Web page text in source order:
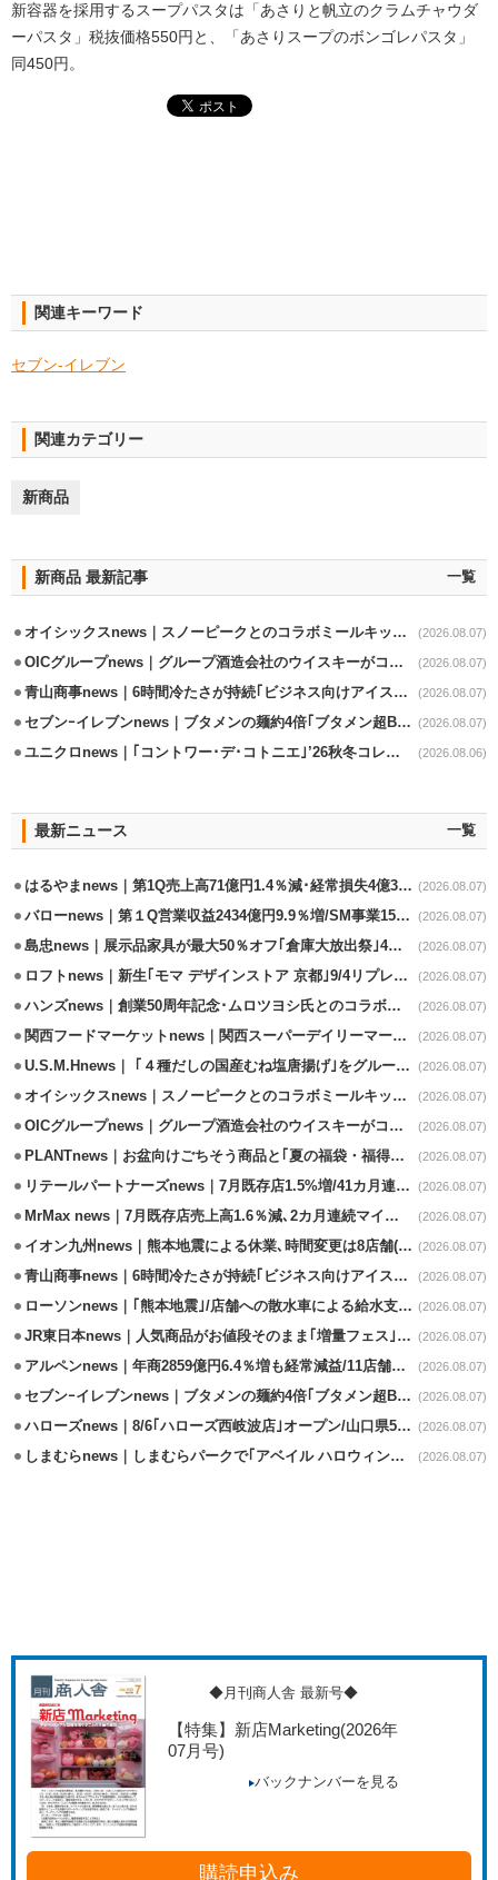
新容器を採用するスープパスタは「あさりと帆立のクラムチャウダ
ーパスタ」税抜価格550円と、「あさりスープのボンゴレパスタ」
同450円。
関連キーワード
セブン-イレブン
関連カテゴリー
新商品
新商品 最新記事 一覧
オイシックスnews｜スノーピークとのコラボミールキット8/13発売 (2026.08.07)
OICグループnews｜グループ酒造会社のウイスキーがコンペティション受賞 (2026.08.07)
青山商事news｜6時間冷たさが持続｢ビジネス向けアイスベスト｣発売 (2026.08.07)
セブンｰイレブンnews｜ブタメンの麺約4倍｢ブタメン超BIG｣8/11から限定発売 (2026.08.07)
ユニクロnews｜｢コントワー･デ･コトニエ｣’26秋冬コレクション8/28発売 (2026.08.06)
最新ニュース 一覧
はるやまnews｜第1Q売上高71億円1.4％減･経常損失4億3800万円 (2026.08.07)
バローnews｜第１Q営業収益2434億円9.9％増/SM事業15.5％増と絶好調 (2026.08.07)
島忠news｜展示品家具が最大50％オフ｢倉庫大放出祭｣4店舗限定で開催 (2026.08.07)
ロフトnews｜新生｢モマ デザインストア 京都｣9/4リプレイスオープン (2026.08.07)
ハンズnews｜創業50周年記念･ムロツヨシ氏とのコラボ企画｢ムロハンズ｣開催 (2026.08.07)
関西フードマーケットnews｜関西スーパーデイリーマート蒲生店8/7改装 (2026.08.07)
U.S.M.Hnews｜ ｢４種だしの国産むね塩唐揚げ｣をグループ610店で共同販促 (2026.08.07)
オイシックスnews｜スノーピークとのコラボミールキット8/13発売 (2026.08.07)
OICグループnews｜グループ酒造会社のウイスキーがコンペティション受賞 (2026.08.07)
PLANTnews｜お盆向けごちそう商品と｢夏の福袋・福得カート｣8/8から開催 (2026.08.07)
リテールパートナーズnews｜7月既存店1.5%増/41カ月連続増 (2026.08.07)
MrMax news｜7月既存店売上高1.6％減､2カ月連続マイナス (2026.08.07)
イオン九州news｜熊本地震による休業､時間変更は8店舗(8/7時点) (2026.08.07)
青山商事news｜6時間冷たさが持続｢ビジネス向けアイスベスト｣発売 (2026.08.07)
ローソンnews｜｢熊本地震｣/店舗への散水車による給水支援を開始 (2026.08.07)
JR東日本news｜人気商品がお値段そのまま｢増量フェス｣8/18から開催 (2026.08.07)
アルペンnews｜年商2859億円6.4％増も経常減益/11店舗出店､4店閉鎖 (2026.08.07)
セブンｰイレブンnews｜ブタメンの麺約4倍｢ブタメン超BIG｣8/11から限定発売 (2026.08.07)
ハローズnews｜8/6｢ハローズ西岐波店｣オープン/山口県5店舗目 (2026.08.07)
しまむらnews｜しまむらパークで｢アベイル ハロウィンじゅんびフェア｣開催 (2026.08.07)
◆月刊商人舎 最新号◆
【特集】新店Marketing(2026年
07月号)
バックナンバーを見る
購読申込み